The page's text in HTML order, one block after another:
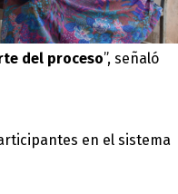
del proceso”, señaló
en el sistema